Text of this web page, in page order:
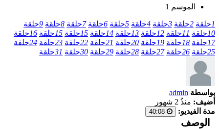
الموسم 1
1حلقة 2حلقة 3حلقة 4حلقة 5حلقة 6حلقة 7حلقة 8حلقة 9حلقة
10حلقة 11حلقة 12حلقة 13حلقة 14حلقة 15حلقة 15حلقة 16حلقة
17حلقة 18حلقة 19حلقة 20حلقة 21حلقة 22حلقة 23حلقة 24حلقة
25حلقة 26حلقة 27حلقة 28حلقة 29حلقة 30حلقة 31حلقة
بواسطة admin
أضيف: منذُ 2 شهور
مدة الفيديو:
الوصف